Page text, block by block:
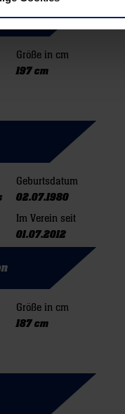
Größe in cm
197 cm
Geburtsdatum
02.07.1980
Im Verein seit
01.07.2012
Größe in cm
187 cm